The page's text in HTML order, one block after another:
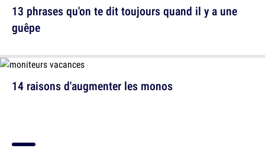
13 phrases qu'on te dit toujours quand il y a une
guêpe
14 raisons d'augmenter les monos